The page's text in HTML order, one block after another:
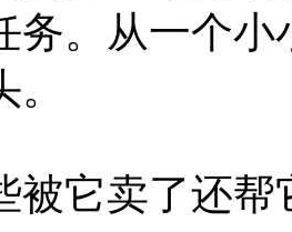
务。从一个小
被它卖了还